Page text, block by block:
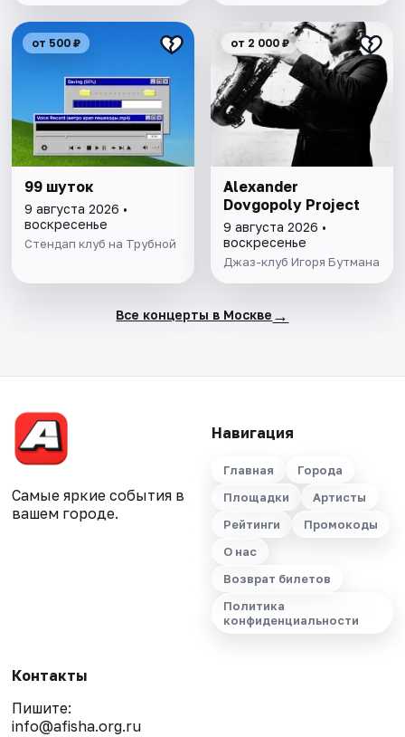
от 500 ₽
99 шуток
9 августа 2026 •
воскресенье
Стендап клуб на Трубной
от 2 000 ₽
Alexander
Dovgopoly Project
9 августа 2026 •
воскресенье
Джаз-клуб Игоря Бутмана
Все концерты в Москве →
Самые яркие события в
вашем городе.
Навигация
Главная
Города
Площадки
Артисты
Рейтинги
Промокоды
О нас
Возврат билетов
Политика
конфиденциальности
Контакты
Пишите:
info@afisha.org.ru